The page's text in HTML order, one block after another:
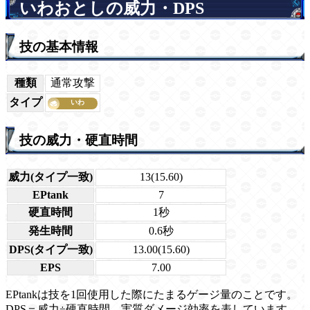
いわおとしの威力・DPS
技の基本情報
種類
通常攻撃
タイプ
技の威力・硬直時間
威力(タイプ一致)
13(15.60)
EPtank
7
硬直時間
1秒
発生時間
0.6秒
DPS(タイプ一致)
13.00(15.60)
EPS
7.00
EPtankは技を1回使用した際にたまるゲージ量のことです。